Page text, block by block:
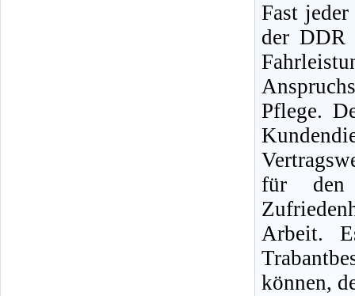
Fast
der DDR
Pflege.
für den
Arbeit.
können,